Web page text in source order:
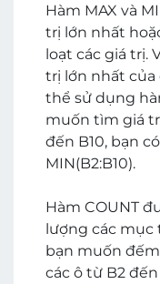
Hàm MAX và
trị lớn nhất
loạt các giá trị.
trị lớn nhất của
thể sử dụng
muốn tìm giá
đến B10, bạn
MIN(B2:B10).
Hàm COUNT
lượng các mục
bạn muốn
các ô từ B2